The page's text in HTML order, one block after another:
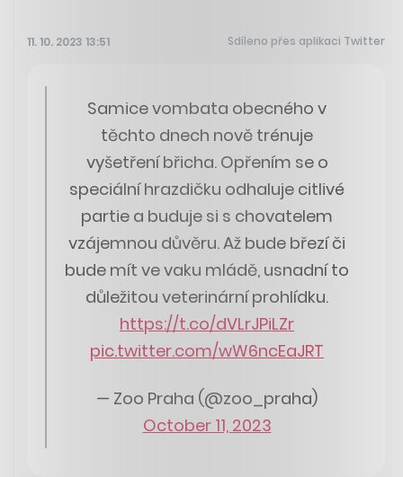
11. 10. 2023 13:51 Sdíleno přes aplikaci Twitter
Samice vombata obecného v
těchto dnech nově trénuje
vyšetření břicha. Opřením se o
speciální hrazdičku odhaluje citlivé
partie a buduje si s chovatelem
vzájemnou důvěru. Až bude březí či
bude mít ve vaku mládě, usnadní to
důležitou veterinární prohlídku.
https://t.co/dVLrJPiLZr
pic.twitter.com/wW6ncEaJRT
— Zoo Praha (@zoo_praha)
October 11, 2023